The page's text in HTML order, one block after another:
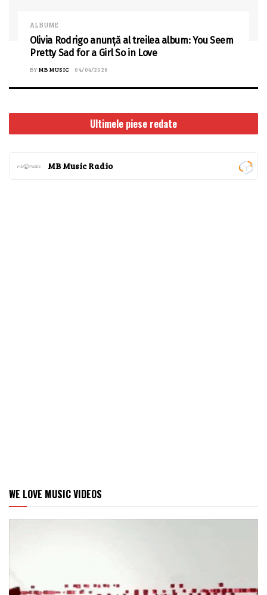
ALBUME
Olivia Rodrigo anunță al treilea album: You Seem
Pretty Sad for a Girl So in Love
BY MB MUSIC 04/04/2026
Ultimele piese redate
MB Music Radio
WE LOVE MUSIC VIDEOS